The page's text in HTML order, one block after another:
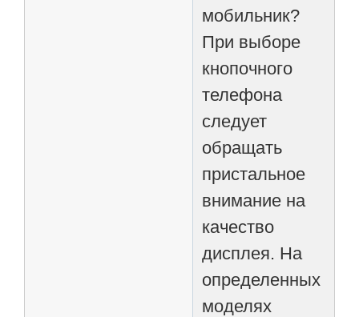
мобильник?
При выборе
кнопочного
телефона
следует
обращать
пристальное
внимание на
качество
дисплея. На
определенных
моделях